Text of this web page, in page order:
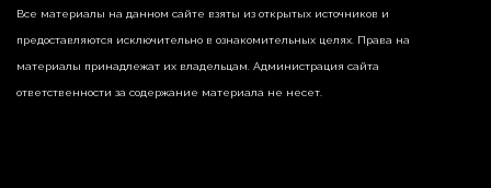
Все материалы на данном сайте взяты из открытых источников и
предоставляются исключительно в ознакомительных целях. Права на
материалы принадлежат их владельцам. Администрация сайта
ответственности за содержание материала не несет.